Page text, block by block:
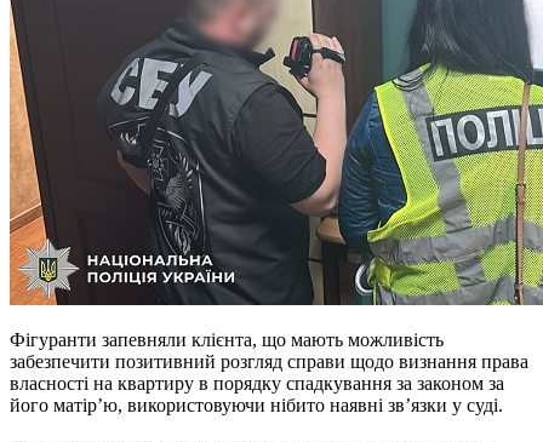
Фігуранти запевняли клієнта, що мають можливість
забезпечити позитивний розгляд справи щодо визнання права
власності на квартиру в порядку спадкування за законом за
його матір’ю, використовуючи нібито наявні зв’язки у суді.